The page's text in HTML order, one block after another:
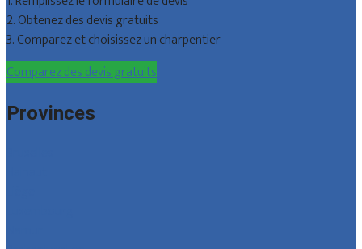
2. Obtenez des devis gratuits
3. Comparez et choisissez un charpentier
Comparez des devis gratuits
Provinces